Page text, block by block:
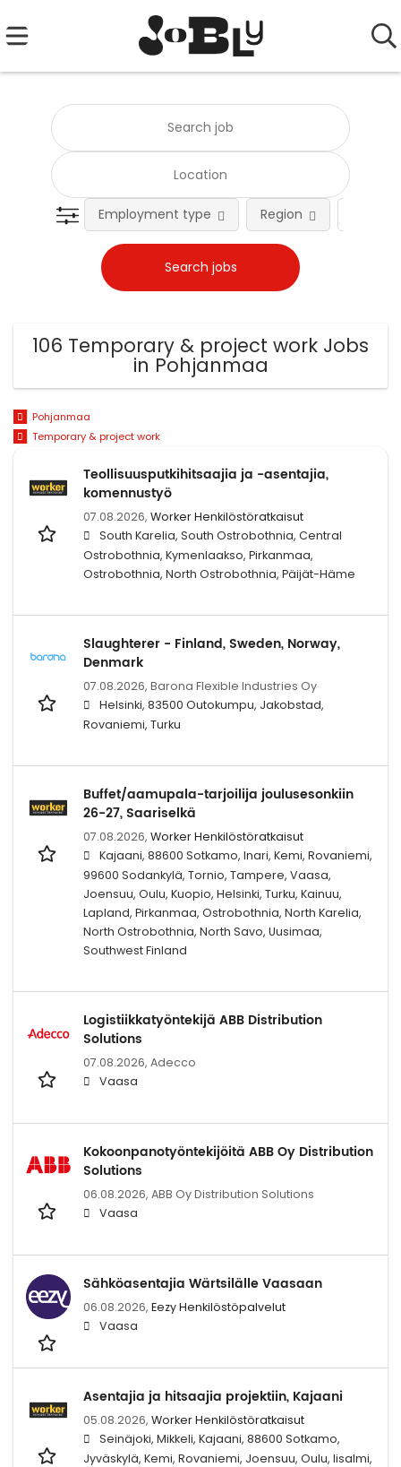
Employment type Region
106 Temporary & project work Jobs
in Pohjanmaa
Pohjanmaa
Temporary & project work
Teollisuusputkihitsaajia ja -asentajia,
komennustyö
07.08.2026, Worker Henkilöstöratkaisut
South Karelia, South Ostrobothnia, Central
Ostrobothnia, Kymenlaakso, Pirkanmaa,
Ostrobothnia, North Ostrobothnia, Päijät-Häme
Slaughterer - Finland, Sweden, Norway,
Denmark
07.08.2026, Barona Flexible Industries Oy
Helsinki, 83500 Outokumpu, Jakobstad,
Rovaniemi, Turku
Buffet/aamupala-tarjoilija joulusesonkiin
26-27, Saariselkä
07.08.2026, Worker Henkilöstöratkaisut
Kajaani, 88600 Sotkamo, Inari, Kemi, Rovaniemi,
99600 Sodankylä, Tornio, Tampere, Vaasa,
Joensuu, Oulu, Kuopio, Helsinki, Turku, Kainuu,
Lapland, Pirkanmaa, Ostrobothnia, North Karelia,
North Ostrobothnia, North Savo, Uusimaa,
Southwest Finland
Logistiikkatyöntekijä ABB Distribution
Solutions
07.08.2026, Adecco
Vaasa
Kokoonpanotyöntekijöitä ABB Oy Distribution
Solutions
06.08.2026, ABB Oy Distribution Solutions
Vaasa
Sähköasentajia Wärtsilälle Vaasaan
06.08.2026, Eezy Henkilöstöpalvelut
Vaasa
Asentajia ja hitsaajia projektiin, Kajaani
05.08.2026, Worker Henkilöstöratkaisut
Seinäjoki, Mikkeli, Kajaani, 88600 Sotkamo,
Jyväskylä, Kemi, Rovaniemi, Joensuu, Oulu, Iisalmi,